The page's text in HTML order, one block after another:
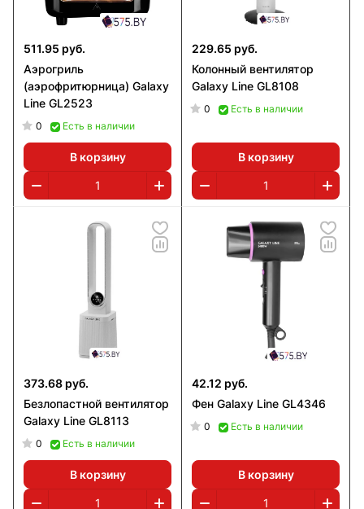
511.95 руб.
Аэрогриль
(аэрофритюрница) Galaxy
Line GL2523
0 Есть в наличии
В корзину
229.65 руб.
Колонный вентилятор
Galaxy Line GL8108
0 Есть в наличии
В корзину
373.68 руб.
Безлопастной вентилятор
Galaxy Line GL8113
0 Есть в наличии
В корзину
42.12 руб.
Фен Galaxy Line GL4346
0 Есть в наличии
В корзину